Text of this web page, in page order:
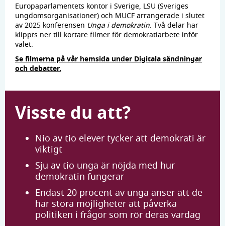
Europaparlamentets kontor i Sverige, LSU (Sveriges
ungdomsorganisationer) och MUCF arrangerade i slutet
av 2025 konferensen Unga i demokratin. Två delar har
klippts ner till kortare filmer för demokratiarbete inför
valet.
Se filmerna på vår hemsida under Digitala sändningar
och debatter.
Visste du att?
Nio av tio elever tycker att demokrati är
viktigt
Sju av tio unga är nöjda med hur
demokratin fungerar
Endast 20 procent av unga anser att de
har stora möjligheter att påverka
politiken i frågor som rör deras vardag